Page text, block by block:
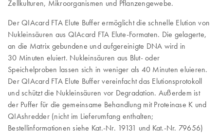
Zellkulturen, Mikroorganismen und Pflanzengewebe.
Der QIAcard FTA Elute Buffer ermöglicht die schnelle Elution von
Nukleinsäuren aus QIAcard FTA Elute-Formaten. Die gelagerte,
an die Matrix gebundene und aufgereinigte DNA wird in
30 Minuten eluiert. Nukleinsäuren aus Blut- oder
Speichelproben lassen sich in weniger als 40 Minuten eluieren.
Der QIAcard FTA Elute Buffer vereinfacht das Elutionsprotokoll
und schützt die Nukleinsäuren vor Degradation. Außerdem ist
der Puffer für die gemeinsame Behandlung mit Proteinase K und
QIAshredder (nicht im Lieferumfang enthalten;
Bestellinformationen siehe Kat.-Nr. 19131 und Kat.-Nr. 79656)